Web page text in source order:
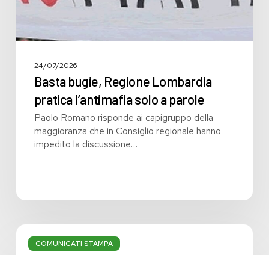
24/07/2026
Basta bugie, Regione Lombardia
pratica l’antimafia solo a parole
Paolo Romano risponde ai capigruppo della
maggioranza che in Consiglio regionale hanno
impedito la discussione…
COMUNICATI STAMPA
Bilancio:
troppi